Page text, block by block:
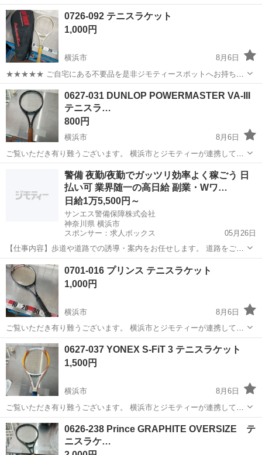
0726-092 テニスラケット
1,000円
横浜市
8月6日
★★★★★ ご自宅にある不要品を是非ジモティースポットへお持ち込
みしませんか？ 家電、趣味・スポーツ・レジャー用品、こども用品、
衣料服飾品、生活雑貨、家具、本、CD・DVDなどが無料でまとめて持
ち込めます！ ※詳細はこ...
神奈川 横浜市
0627-031 DUNLOP POWERMASTER VA-III
テニスラ…
800円
横浜市
8月6日
ご覧いただき有り難うございます。 横浜市とジモティーが連携して運
営しています。 粗⼤ごみ等の減量を⽬的にまだ使えるものをリユース
トへお持ち込み...
横浜市 テニス リユース
警備 夜勤/夜勤でガッツリ効率よく稼ごう 日
払い可 業界随一の高日給 副業・Wワ…
日給1万5,500円～
サンエス警備保障株式会社
神奈川県 横浜市
スポンサー：求人ボックス
05月26日
【仕事内容】歩道や道路での誘導・案内をお任せします。 道路をご利
用される車両や歩行者の方が安全に安心して通行するために適切に誘
導してください。 勤務地へは直行直帰OKです! <未経験でも安心!!> 丁
寧な研修20hで基本的な知識を...
アルバイト・パート
0701-016 プリンス テニスラケット
1,000円
横浜市
8月6日
ご覧いただき有り難うございます。 横浜市とジモティーが連携して運
営しています。 粗⼤ごみ等の減量を⽬的にまだ使えるものをリユース
しています。 ★★★★★ ご自宅にある不要品を是非ジモティースポッ
トへお持ち込み...
神奈川 横浜市 テニス リユース
0627-037 YONEX S-FiT 3 テニスラケット
1,500円
横浜市
8月6日
ご覧いただき有り難うございます。 横浜市とジモティーが連携して運
営しています。 粗⼤ごみ等の減量を⽬的にまだ使えるものをリユース
しています。 ★★★★★ ご自宅にある不要品を是非ジモティースポッ
トへお持ち込み...
神奈川 横浜市
0626-238 Prince GRAPHITE OVERSIZE テ
ニスラケ…